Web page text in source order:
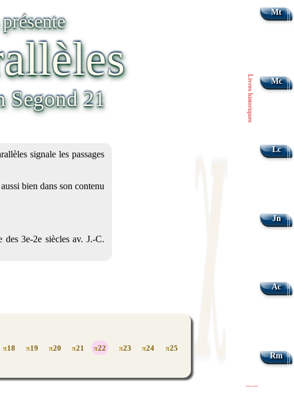
Segond 21
signale les passages
bien dans son contenu
3e-2e siècles av. J.-C.
π18 π19 π20 π21 π22 π23 π24 π25
Mt
Mc
Lc
Jn
Ac
Rm
Livres historiques
||